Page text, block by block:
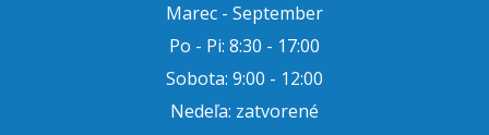
Marec - September
Po - Pi: 8:30 - 17:00
Sobota: 9:00 - 12:00
Nedeľa: zatvorené